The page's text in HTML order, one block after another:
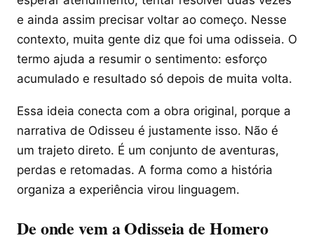
e ainda assim precisar voltar ao começo. Nesse
contexto, muita gente diz que foi uma odisseia. O
termo ajuda a resumir o sentimento: esforço
acumulado e resultado só depois de muita volta.
Essa ideia conecta com a obra original, porque a
narrativa de Odisseu é justamente isso. Não é
um trajeto direto. É um conjunto de aventuras,
perdas e retomadas. A forma como a história
organiza a experiência virou linguagem.
De onde vem a Odisseia de Homero